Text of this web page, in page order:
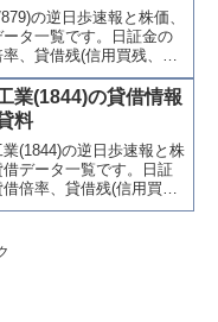
すくまとめて掲載してい
の逆日歩速報と株価、
ータ一覧です。日証金の
、貸借残(信用買残、信
、品貸料(逆日歩)、東証
残高、規制(注意喚起・申
)など、空売り関連情報を
、図解でわかりやすくま
掲載しています。
業(1844)の貸借情報
料
業(1844)の逆日歩速報と株
借データ一覧です。日証
倍率、貸借残(信用買
売残)、品貸料(逆日
申込停止)など、空売り関
を集計し、図解でわかり